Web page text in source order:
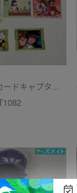
05【現状】 カードキャプターさくら CC グッズ まとめ売り カードダス マスターズ 初版 木之本桜 少狼 他